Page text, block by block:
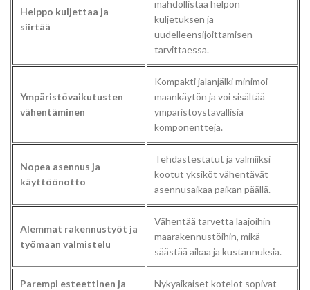
Helppo kuljettaa ja
siirtää
mahdollistaa helpon
kuljetuksen ja
uudelleensijoittamisen
tarvittaessa.
Ympäristövaikutusten
vähentäminen
Kompakti jalanjälki minimoi
maankäytön ja voi sisältää
ympäristöystävällisiä
komponentteja.
Nopea asennus ja
käyttöönotto
Tehdastestatut ja valmiiksi
kootut yksiköt vähentävät
asennusaikaa paikan päällä.
Alemmat rakennustyöt ja
työmaan valmistelu
Vähentää tarvetta laajoihin
maarakennustöihin, mikä
säästää aikaa ja kustannuksia.
Parempi esteettinen ja
Nykyaikaiset kotelot sopivat